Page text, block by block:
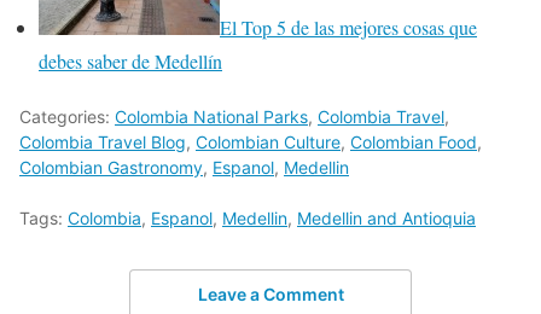
El Top 5 de las mejores cosas que
debes saber de Medellín
Categories: Colombia National Parks, Colombia Travel,
Colombia Travel Blog, Colombian Culture, Colombian Food,
Colombian Gastronomy, Espanol, Medellin
Tags: Colombia, Espanol, Medellin, Medellin and Antioquia
Leave a Comment